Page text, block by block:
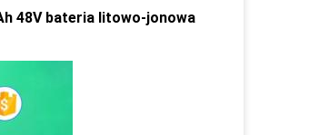
48V bateria litowo-jonowa